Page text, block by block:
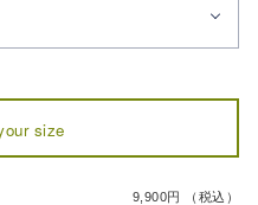
size
9,900円 （税込）